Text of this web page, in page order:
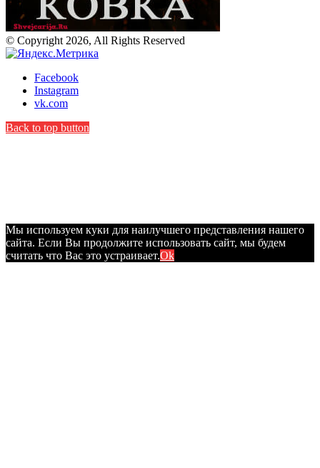
© Copyright 2026, All Rights Reserved
Facebook
Instagram
vk.com
Back to top button
Мы используем куки для наилучшего представления нашего
сайта. Если Вы продолжите использовать сайт, мы будем
считать что Вас это устраивает.Ok